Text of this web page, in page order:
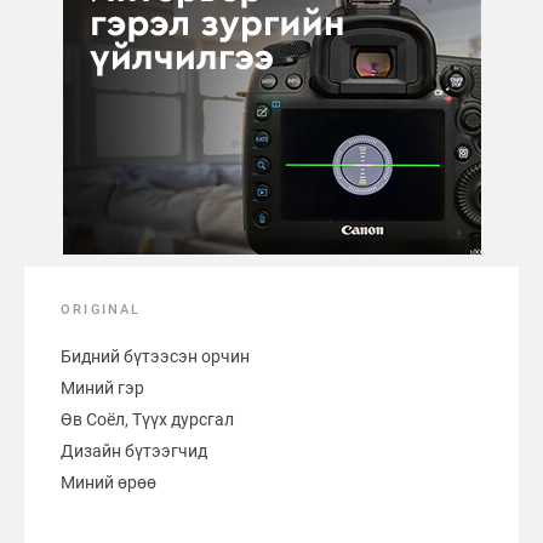
ORIGINAL
Бидний бүтээсэн орчин
Миний гэр
Өв Соёл, Түүх дурсгал
Дизайн бүтээгчид
Миний өрөө